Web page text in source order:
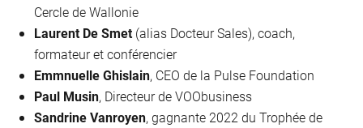
Cercle de Wallonie
Laurent De Smet (alias Docteur Sales), coach,
formateur et conférencier
Emmnuelle Ghislain, CEO de la Pulse Foundation
Paul Musin, Directeur de VOObusiness
Sandrine Vanroyen, gagnante 2022 du Trophée de